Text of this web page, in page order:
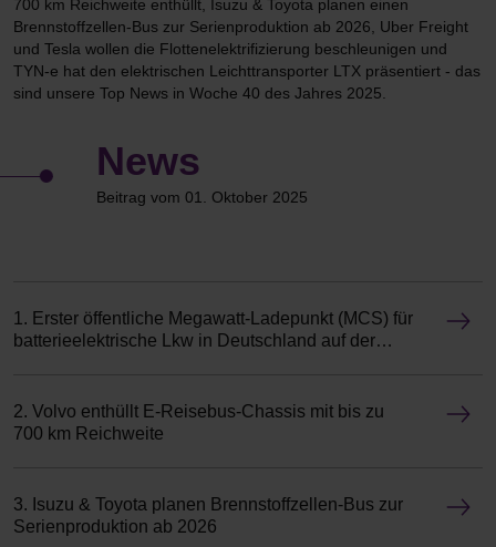
700 km Reichweite enthüllt, Isuzu & Toyota planen einen
Brennstoffzellen-Bus zur Serienproduktion ab 2026, Uber Freight
und Tesla wollen die Flottenelektrifizierung beschleunigen und
TYN-e hat den elektrischen Leichttransporter LTX präsentiert - das
sind unsere Top News in Woche 40 des Jahres 2025.
News
Beitrag vom 01. Oktober 2025
1. Erster öffentliche Megawatt-Ladepunkt (MCS) für
batterieelektrische Lkw in Deutschland auf der
2. Volvo enthüllt E-Reisebus-Chassis mit bis zu
700 km Reichweite
3. Isuzu & Toyota planen Brennstoffzellen-Bus zur
Serienproduktion ab 2026